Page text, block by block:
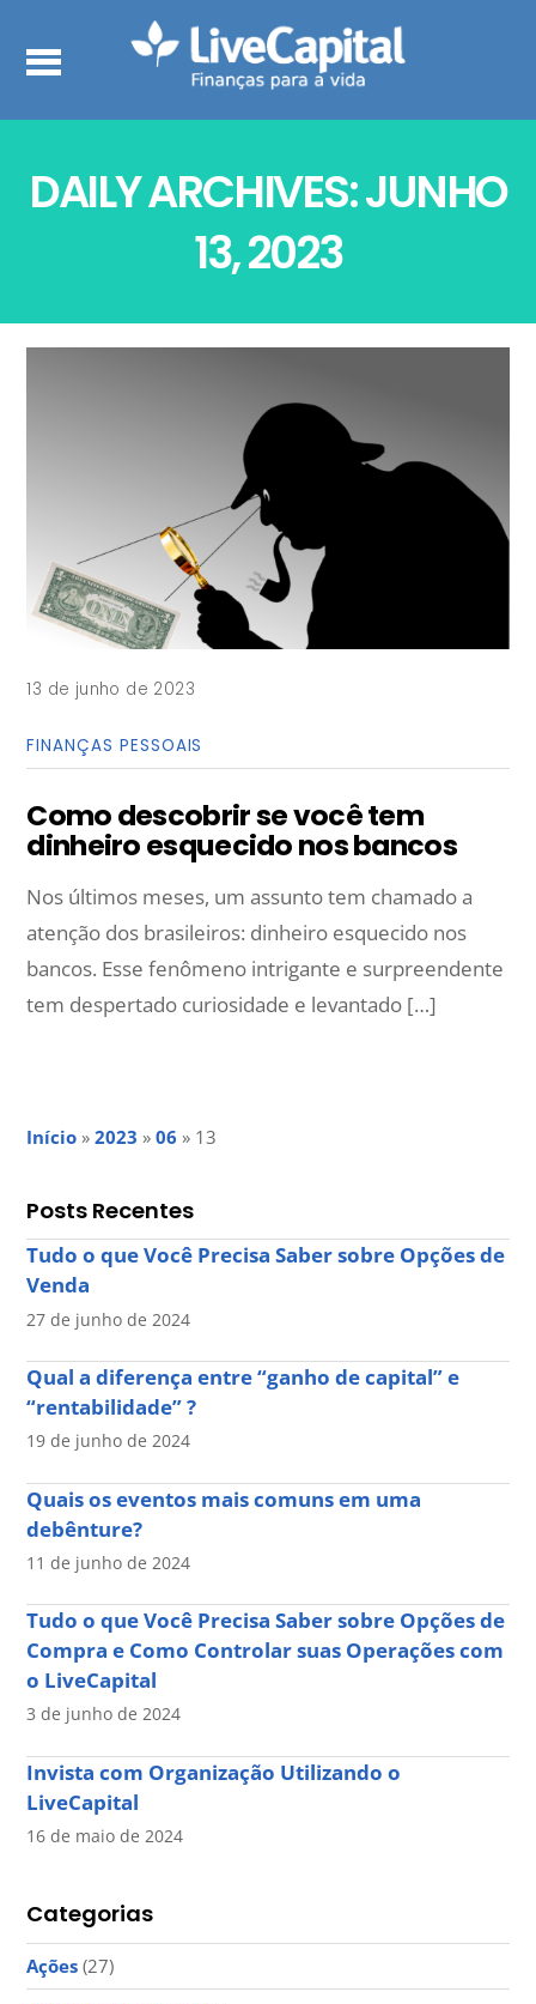
DAILY ARCHIVES: JUNHO
13, 2023
13 de junho de 2023
FINANÇAS PESSOAIS
Como descobrir se você tem
dinheiro esquecido nos bancos
Nos últimos meses, um assunto tem chamado a
atenção dos brasileiros: dinheiro esquecido nos
bancos. Esse fenômeno intrigante e surpreendente
tem despertado curiosidade e levantado […]
Início » 2023 » 06 » 13
Posts Recentes
Tudo o que Você Precisa Saber sobre Opções de
Venda
27 de junho de 2024
Qual a diferença entre “ganho de capital” e
“rentabilidade” ?
19 de junho de 2024
Quais os eventos mais comuns em uma
debênture?
11 de junho de 2024
Tudo o que Você Precisa Saber sobre Opções de
Compra e Como Controlar suas Operações com
o LiveCapital
3 de junho de 2024
Invista com Organização Utilizando o
LiveCapital
16 de maio de 2024
Categorias
Ações (27)